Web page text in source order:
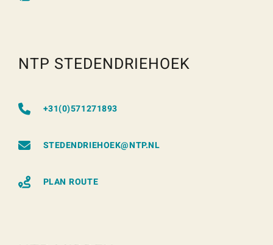
NTP STEDENDRIEHOEK
+31(0)571271893
STEDENDRIEHOEK@NTP.NL
PLAN ROUTE